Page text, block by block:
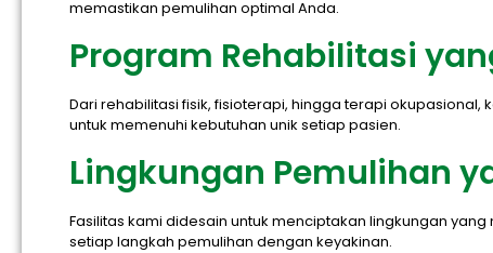
memastikan pemulihan optimal Anda.
Program Rehabilitasi
Dari rehabilitasi fisik, fisioterapi, hingga terapi
untuk memenuhi kebutuhan unik setiap pasien.
Lingkungan Pemulihan
Fasilitas kami didesain untuk menciptakan lingkungan
setiap langkah pemulihan dengan keyakinan.